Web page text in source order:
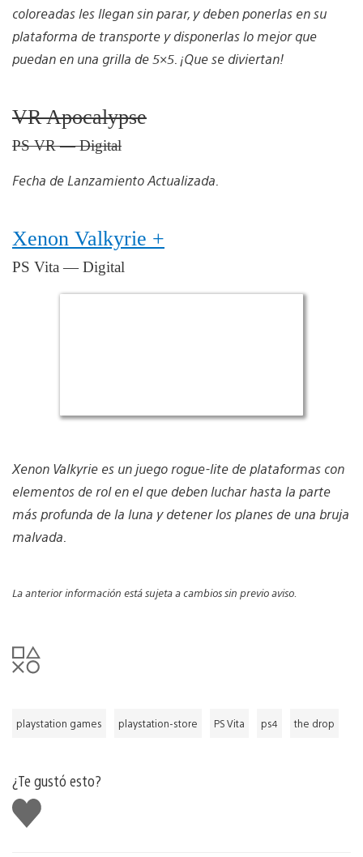
coloreadas les llegan sin parar, y deben ponerlas en su
plataforma de transporte y disponerlas lo mejor que
puedan en una grilla de 5×5. ¡Que se diviertan!
VR Apocalypse
PS VR — Digital
Fecha de Lanzamiento Actualizada.
Xenon Valkyrie +
PS Vita — Digital
Xenon Valkyrie es un juego rogue-lite de plataformas con
elementos de rol en el que deben luchar hasta la parte
más profunda de la luna y detener los planes de una bruja
malvada.
La anterior información está sujeta a cambios sin previo aviso.
playstation games playstation-store PS Vita ps4 the drop
¿Te gustó esto?
Me
gusta